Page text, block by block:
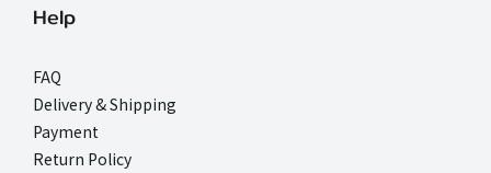
Help
FAQ
Delivery & Shipping
Payment
Return Policy